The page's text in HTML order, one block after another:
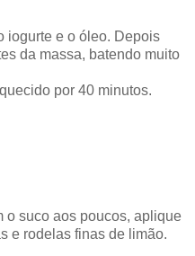
iogurte e o óleo. Depois
da massa, batendo muito
por 40 minutos.
o suco aos poucos, aplique
e rodelas finas de limão.